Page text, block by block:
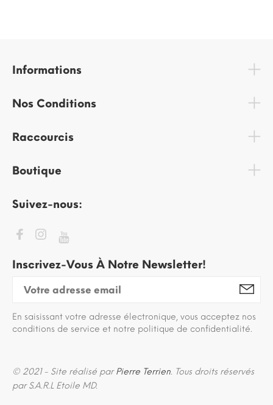
Informations
Nos Conditions
Raccourcis
Boutique
Suivez-nous:
Inscrivez-Vous À Notre Newsletter!
En saisissant votre adresse électronique, vous acceptez nos
conditions de service et notre politique de confidentialité.
© 2021 - Site réalisé parPierre Terrien. Tous droits réservés
par S.A.R.L Etoile MD.